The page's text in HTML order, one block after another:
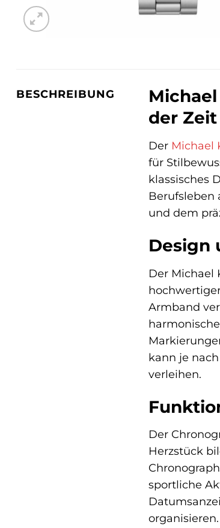
BESCHREIBUNG
der Zeit
Der Michael
für
klassisches
Berufsleben
und dem
Design
Der Michael
Armband
kann je
verleihen.
Der
Herzstück
sportliche